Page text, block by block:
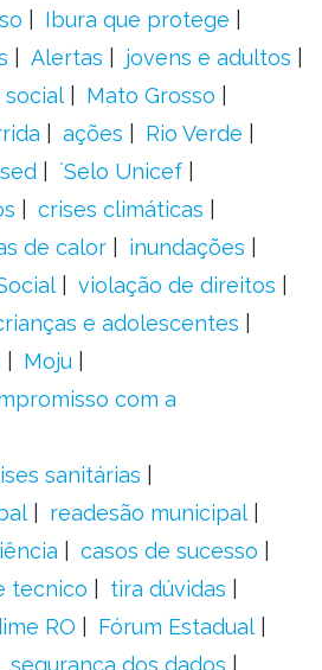
Ibura que protege
Alertas
jovens e adultos
Mato Grosso
ações
Rio Verde
´Selo Unicef
crises climáticas
de calor
inundações
violação de direitos
e adolescentes
Moju
com a
sanitárias
readesão municipal
casos de sucesso
tecnico
tira dúvidas
RO
Fórum Estadual
segurança dos dados